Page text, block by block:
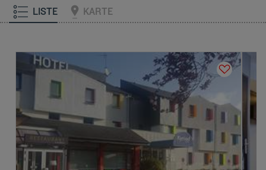
LISTE KARTE